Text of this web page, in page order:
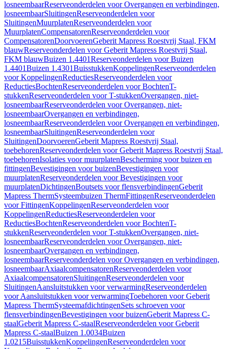
losneembaarReserveonderdelen voor Overgangen en verbindingen,
losneembaarSluitingenReserveonderdelen voor
SluitingenMuurplatenReserveonderdelen voor
MuurplatenCompensatorenReserveonderdelen voor
CompensatorenDoorvoerenGeberit Mapress Roestvrij Staal, FKM
blauwReserveonderdelen voor Geberit Mapress Roestvrij Staal,
FKM blauwBuizen 1.4401Reserveonderdelen voor Buizen
1.4401Buizen 1.4301BuisstukkenKoppelingenReserveonderdelen
voor KoppelingenReductiesReserveonderdelen voor
ReductiesBochtenReserveonderdelen voor BochtenT-
stukkenReserveonderdelen voor T-stukkenOvergangen, niet-
losneembaarReserveonderdelen voor Overgangen, niet-
losneembaarOvergangen en verbindingen,
losneembaarReserveonderdelen voor Overgangen en verbindingen,
losneembaarSluitingenReserveonderdelen voor
SluitingenDoorvoerenGeberit Mapress Roestvrij Staal,
toebehorenReserveonderdelen voor Geberit Mapress Roestvrij Staal,
toebehorenIsolaties voor muurplatenBescherming voor buizen en
fittingenBevestigingen voor buizenBevestigingen voor
muurplatenReserveonderdelen voor Bevestigingen voor
muurplatenDichtingenBoutsets voor flensverbindingenGeberit
Mapress ThermSysteembuizen ThermFittingenReserveonderdelen
voor FittingenKoppelingenReserveonderdelen voor
KoppelingenReductiesReserveonderdelen voor
ReductiesBochtenReserveonderdelen voor BochtenT-
stukkenReserveonderdelen voor T-stukkenOvergangen, niet-
losneembaarReserveonderdelen voor Overgangen, niet-
losneembaarOvergangen en verbindingen,
losneembaarReserveonderdelen voor Overgangen en verbindingen,
losneembaarAxiaalcompensatorenReserveonderdelen voor
AxiaalcompensatorenSluitingenReserveonderdelen voor
SluitingenAansluitstukken voor verwarmingReserveonderdelen
voor Aansluitstukken voor verwarmingToebehoren voor Geberit
Mapress ThermSysteemafdichtingenSets schroeven voor
flensverbindingenBevestigingen voor buizenGeberit Mapress C-
staalGeberit Mapress C-staalReserveonderdelen voor Geberit
Mapress C-staalBuizen 1.0034Buizen
1.0215BuisstukkenKoppelingenReserveonderdelen voor